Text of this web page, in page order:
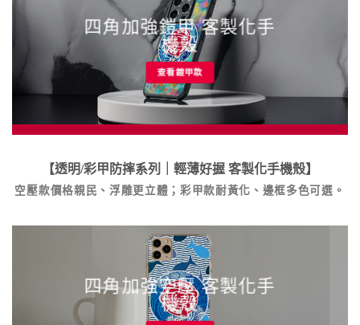
四角加強鎧甲 客製化手
機殼
查看鎧甲款
【透明/彩甲防摔系列｜輕薄好握 客製化手機殼】
空壓款價格親民、浮雕更立體；彩甲款耐黃化、邊框多色可選。
四角加強空壓 客製化手
機殼